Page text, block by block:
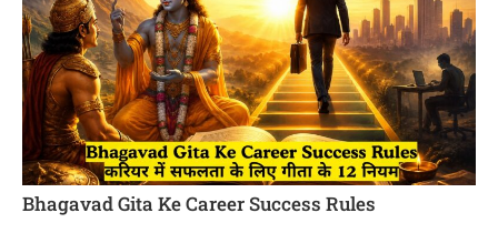
Bhagavad Gita Ke Career Success Rules